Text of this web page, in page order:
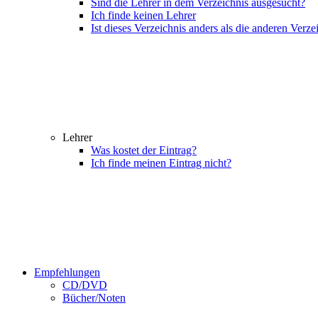
Sind die Lehrer in dem Verzeichnis ausgesucht?
Ich finde keinen Lehrer
Ist dieses Verzeichnis anders als die anderen
Lehrer
Was kostet der Eintrag?
Ich finde meinen Eintrag nicht?
Empfehlungen
CD/DVD
Bücher/Noten